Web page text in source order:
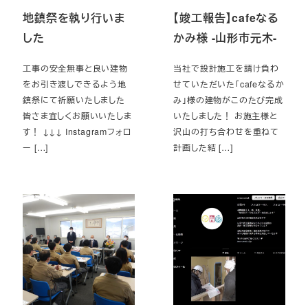
地鎮祭を執り行いま
した
工事の安全無事と良い建物
をお引き渡しできるよう地
鎮祭にて祈願いたしました
皆さま宜しくお願いいたしま
す！ ↓↓↓ Instagramフォロ
ー […]
【竣工報告】cafeなる
かみ様 -山形市元木-
当社で設計施工を請け負わ
せていただいた「cafeなるか
み」様の建物がこのたび完成
いたしました！ お施主様と
沢山の打ち合わせを重ねて
計画した結 […]